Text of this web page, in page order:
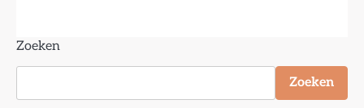
Zoeken
Zoeken